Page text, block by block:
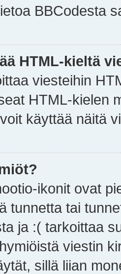
BBCodesta
HTML-kieltä
viesteihin
HTML-kielen
käyttää näitä
ikonit ovat
tunnetta tai
ja :( tarkoittaa
viestin
sillä liian